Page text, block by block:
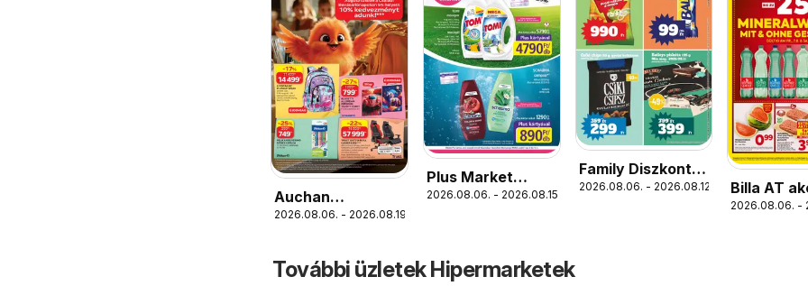
Auchan
Iskolakezdés
2026.08.06. - 2026.08.19.
Plus Market
akciós újság
2026.08.06. - 2026.08.15.
Family Diszkont
akciós újság
2026.08.06. - 2026.08.12.
Billa AT
újság
2026.08.06. -
További üzletek Hipermarketek